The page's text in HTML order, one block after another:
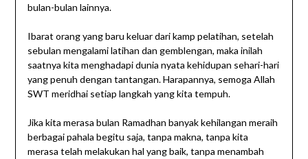
bulan-bulan lainnya.
Ibarat orang yang baru keluar dari kamp pelatihan, setelah
sebulan mengalami latihan dan gemblengan, maka inilah
saatnya kita menghadapi dunia nyata kehidupan sehari-hari
yang penuh dengan tantangan. Harapannya, semoga Allah
SWT meridhai setiap langkah yang kita tempuh.
Jika kita merasa bulan Ramadhan banyak kehilangan meraih
berbagai pahala begitu saja, tanpa makna, tanpa kita
merasa telah melakukan hal yang baik, tanpa menambah